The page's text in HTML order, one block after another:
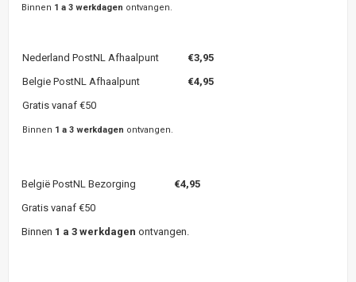
Binnen 1 a 3 werkdagen ontvangen.
Nederland PostNL Afhaalpunt €3,95
Belgie PostNL Afhaalpunt
€4,95
Gratis vanaf €50
Binnen 1 a 3 werkdagen ontvangen.
België PostNL Bezorging €4,95
Gratis vanaf €50
Binnen 1 a 3 werkdagen ontvangen.